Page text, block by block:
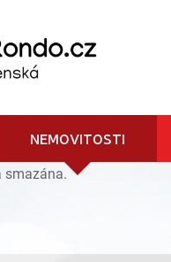
NEMOVITOSTI
smazána.